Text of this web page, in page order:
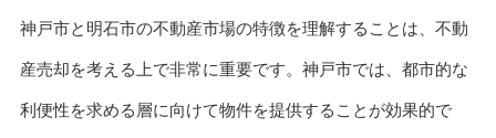
神戸市と明石市の不動産市場の特徴を理解することは、不動
産売却を考える上で非常に重要です。神戸市では、都市的な
利便性を求める層に向けて物件を提供することが効果的で